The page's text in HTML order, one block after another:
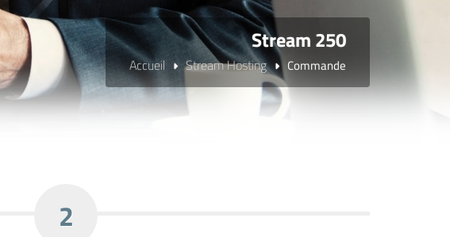
Stream 250
Accueil Stream Hosting Commande
2